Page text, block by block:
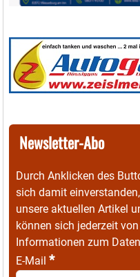
Newsletter-Abo
Durch Anklicken des
sich damit
unsere aktuellen Artikel
können sich jederzeit
Informationen zum
E-Mail *